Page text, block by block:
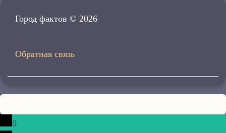
Город фактов © 2026
Обратная связь
0